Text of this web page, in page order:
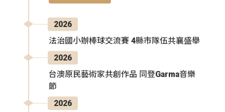
2026
法治國小辦棒球交流賽 4縣市隊伍共襄盛舉
2026
台澳原民藝術家共創作品 同登Garma音樂
節
2026